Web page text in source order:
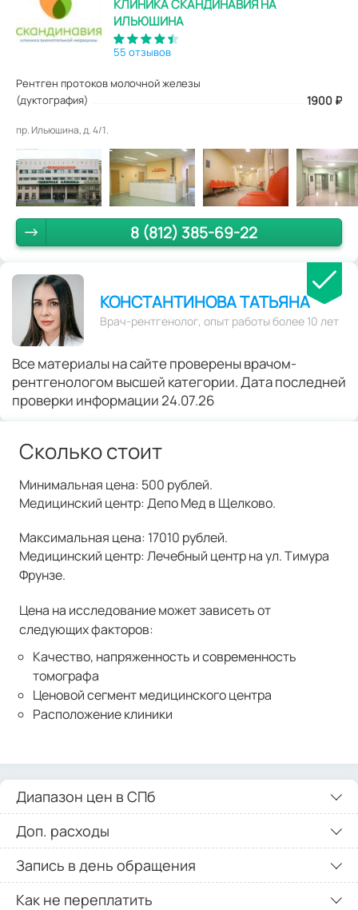
КЛИНИКА СКАНДИНАВИЯ НА
ИЛЬЮШИНА
55 отзывов
Рентген протоков молочной железы
(дуктография)
1900 ₽
пр. Ильюшина, д. 4/1.
8 (812) 385-69-22
КОНСТАНТИНОВА ТАТЬЯНА
Врач-рентгенолог, опыт работы более 10 лет
Все материалы на сайте проверены врачом-
рентгенологом высшей категории. Дата последней
проверки информации 24.07.26
Сколько стоит
Минимальная цена: 500 рублей.
Медицинский центр: Депо Мед в Щелково.
Максимальная цена: 17010 рублей.
Медицинский центр: Лечебный центр на ул. Тимура
Фрунзе.
Цена на исследование может зависеть от
следующих факторов:
Качество, напряженность и современность
томографа
Ценовой сегмент медицинского центра
Расположение клиники
Диапазон цен в СПб
Доп. расходы
Запись в день обращения
Как не переплатить